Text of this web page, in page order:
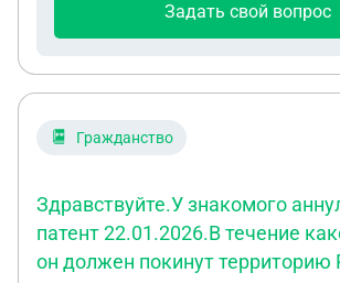
Задать свой вопрос
Гражданство
Здравствуйте.У знакомого
патент 22.01.2026.В течение
он должен покинут территорию